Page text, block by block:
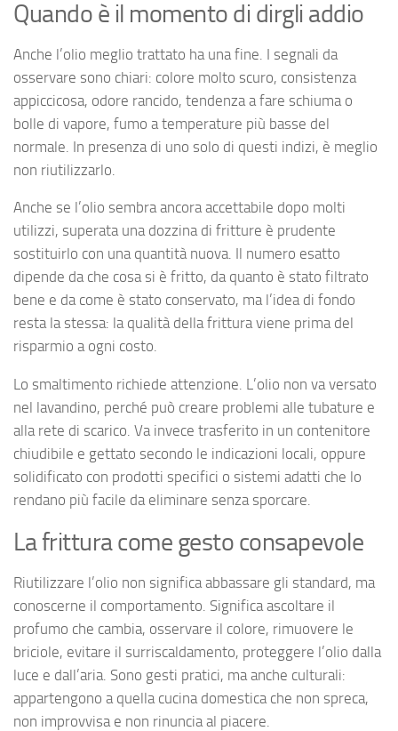
Quando è il momento di dirgli addio
Anche l’olio meglio trattato ha una fine. I segnali da
osservare sono chiari: colore molto scuro, consistenza
appiccicosa, odore rancido, tendenza a fare schiuma o
bolle di vapore, fumo a temperature più basse del
normale. In presenza di uno solo di questi indizi, è meglio
non riutilizzarlo.
Anche se l’olio sembra ancora accettabile dopo molti
utilizzi, superata una dozzina di fritture è prudente
sostituirlo con una quantità nuova. Il numero esatto
dipende da che cosa si è fritto, da quanto è stato filtrato
bene e da come è stato conservato, ma l’idea di fondo
resta la stessa: la qualità della frittura viene prima del
risparmio a ogni costo.
Lo smaltimento richiede attenzione. L’olio non va versato
nel lavandino, perché può creare problemi alle tubature e
alla rete di scarico. Va invece trasferito in un contenitore
chiudibile e gettato secondo le indicazioni locali, oppure
solidificato con prodotti specifici o sistemi adatti che lo
rendano più facile da eliminare senza sporcare.
La frittura come gesto consapevole
Riutilizzare l’olio non significa abbassare gli standard, ma
conoscerne il comportamento. Significa ascoltare il
profumo che cambia, osservare il colore, rimuovere le
briciole, evitare il surriscaldamento, proteggere l’olio dalla
luce e dall’aria. Sono gesti pratici, ma anche culturali:
appartengono a quella cucina domestica che non spreca,
non improvvisa e non rinuncia al piacere.